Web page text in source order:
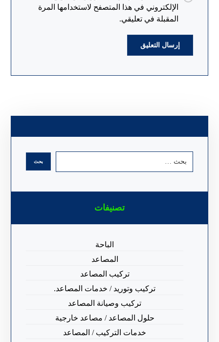
الإلكتروني في هذا المتصفح لاستخدامها المرة
المقبلة في تعليقي.
تصنيفات
الباحة
المصاعد
تركيب المصاعد
تركيب وتوريد / خدمات المصاعد.
تركيب وصيانة المصاعد
حلول المصاعد / مصاعد خارجية
خدمات التركيب / المصاعد